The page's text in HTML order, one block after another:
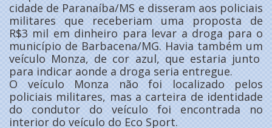
cidade de Paranaíba/MS e disseram aos policiais
militares que receberiam uma proposta de
R$3 mil em dinheiro para levar a droga para o
município de Barbacena/MG. Havia também um
veículo Monza, de cor azul, que estaria junto
para indicar aonde a droga seria entregue.
O veículo Monza não foi localizado pelos
policiais militares, mas a carteira de identidade
do condutor do veículo foi encontrada no
interior do veículo do Eco Sport.